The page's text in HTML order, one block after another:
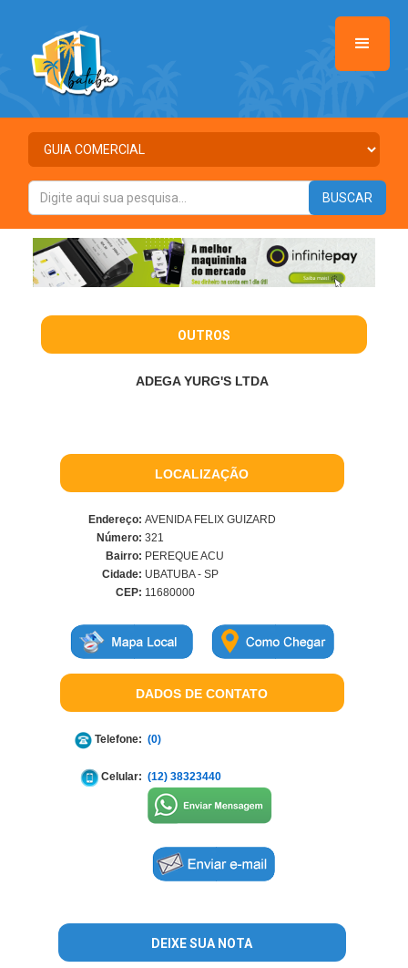
OUTROS
ADEGA YURG'S LTDA
LOCALIZAÇÃO
Endereço: AVENIDA FELIX GUIZARD
Número: 321
Bairro: PEREQUE ACU
Cidade: UBATUBA - SP
CEP: 11680000
DADOS DE CONTATO
Telefone: (0)
Celular: (12) 38323440
DEIXE SUA NOTA